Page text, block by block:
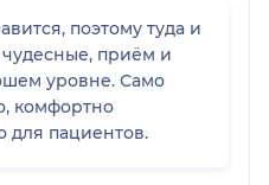
поэтому туда и
приём и
уровне. Само
комфортно
для пациентов.